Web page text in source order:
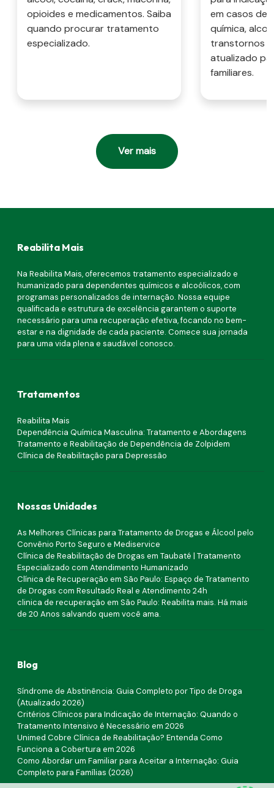
opioides e medicamentos. Saiba
quando procurar tratamento
especializado.
em casos de
química,
transtornos
atualizado
familiares.
Ver mais
Reabilita Mais
Na Reabilita Mais, oferecemos tratamento especializado e
humanizado para dependentes químicos e alcoólicos, com
programas personalizados de internação. Nossa equipe
qualificada e estrutura de excelência garantem o suporte
necessário para uma recuperação efetiva, focando no bem-
estar e na dignidade de cada paciente. Comece sua jornada
para uma vida plena e saudável conosco.
Tratamentos
Reabilita Mais
Dependência Química Masculina: Tratamento e Abordagens
Tratamento e Reabilitação de Dependência de Zolpidem
Clínica de Reabilitação para Depressão
Nossas Unidades
As Melhores Clínicas para Tratamento de Drogas e Álcool pelo
Convênio Porto Seguro e Mediservice
Clínica de Reabilitação de Drogas em Taubaté | Tratamento
Especializado com Atendimento Humanizado
Clínica de Recuperação em São Paulo: Espaço de Tratamento
de Drogas com Resultado Real e Atendimento 24h
clinica de recuperação em São Paulo: Reabilita mais. Há mais
de 20 Anos salvando quem você ama.
Blog
Síndrome de Abstinência: Guia Completo por Tipo de Droga
(Atualizado 2026)
Critérios Clínicos para Indicação de Internação: Quando o
Tratamento Intensivo é Necessário em 2026
Unimed Cobre Clínica de Reabilitação? Entenda Como
Funciona a Cobertura em 2026
Como Abordar um Familiar para Aceitar a Internação: Guia
Completo para Famílias (2026)